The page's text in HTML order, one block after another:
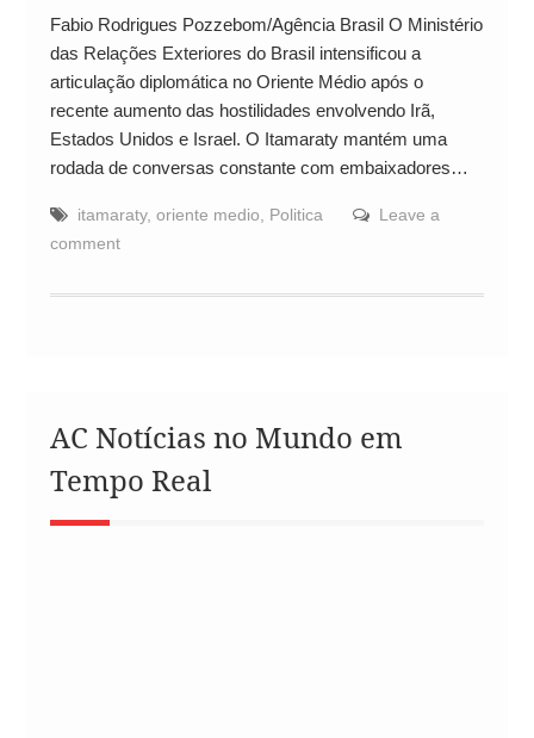
Fabio Rodrigues Pozzebom/Agência Brasil O Ministério
das Relações Exteriores do Brasil intensificou a
articulação diplomática no Oriente Médio após o
recente aumento das hostilidades envolvendo Irã,
Estados Unidos e Israel. O Itamaraty mantém uma
rodada de conversas constante com embaixadores…
itamaraty, oriente medio Politica
Leave a
comment
AC Notícias no Mundo em
Tempo Real